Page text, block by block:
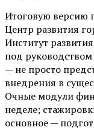
Итоговую версию
Центр развития
Институт
под
— не просто
внедрения в
Очные модули
неделе;
основное —